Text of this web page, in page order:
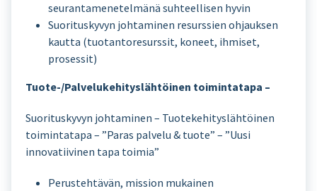
seurantamenetelmänä suhteellisen hyvin
Suorituskyvyn johtaminen resurssien ohjauksen
kautta (tuotantoresurssit, koneet, ihmiset,
prosessit)
Tuote-/Palvelukehityslähtöinen toimintatapa –
Suorituskyvyn johtaminen – Tuotekehityslähtöinen
toimintatapa – ”Paras palvelu & tuote” – ”Uusi
innovatiivinen tapa toimia”
Perustehtävän, mission mukainen